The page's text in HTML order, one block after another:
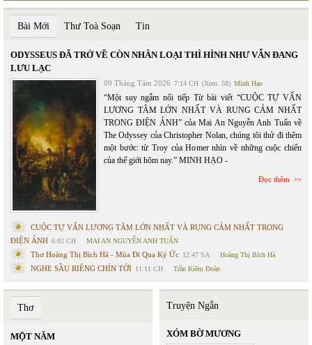
Bài Mới Thư Toà Soạn Tin
ODYSSEUS ĐÃ TRỞ VỀ CÒN NHÂN LOẠI THÌ HÌNH NHƯ VẪN ĐANG
LƯU LẠC
09 Tháng Tám 2026 7:14 CH (Xem: 58) Minh Hạo
“Một suy ngẫm nối tiếp Từ bài viết “CUỘC TỰ VẤN
LƯƠNG TÂM LỚN NHẤT VÀ RUNG CẢM NHẤT
TRONG ĐIỆN ẢNH” của Mai An Nguyễn Anh Tuấn về
The Odyssey của Christopher Nolan, chúng tôi thử đi thêm
một bước: từ Troy của Homer nhìn về những cuộc chiến
của thế giới hôm nay.” MINH HẠO -
Đọc thêm
CUỘC TỰ VẤN LƯƠNG TÂM LỚN NHẤT VÀ RUNG CẢM NHẤT TRONG
ĐIỆN ẢNH 6:02 CH MAI AN NGUYỄN ANH TUẤN
Thơ Hoàng Thị Bích Hà - Mùa Đi Qua Ký Ức 12:47 SA Hoàng Thị Bích Hà
NGHE SẦU RIÊNG CHÍN TỚI 11:11 CH Trần Kiêm Đoàn
Thơ
MỘT NĂM
Truyện Ngắn
XÓM BỜ MƯƠNG